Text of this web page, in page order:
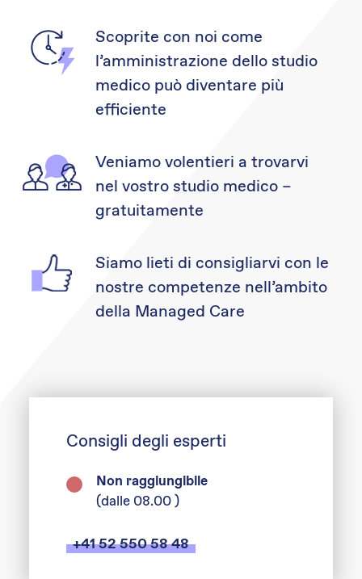
Scoprite con noi come
l’amministrazione dello studio
medico può diventare più
efficiente
Veniamo volentieri a trovarvi
nel vostro studio medico –
gratuitamente
Siamo lieti di consigliarvi con le
nostre competenze nell’ambito
della Managed Care
Consigli degli esperti
Non raggiungibile
(dalle 08.00 )
+41 52 550 58 48